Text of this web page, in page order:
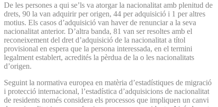
De les persones a qui se’ls va atorgar la nacionalitat amb plenitud de
drets, 90 la van adquirir per origen, 44 per adquisició i 1 per altres
motius. Els casos d’adquisició van haver de renunciar a la seva
nacionalitat anterior. D’altra banda, 81 van ser resoltes amb el
reconeixement del dret d’adquisició de la nacionalitat a títol
provisional en espera que la persona interessada, en el termini
legalment establert, acredités la pèrdua de la o les nacionalitats
d’origen.
Seguint la normativa europea en matèria d’estadístiques de migració
i protecció internacional, l’estadística d’adquisicions de nacionalitat
de residents només considera els processos que impliquen un canvi